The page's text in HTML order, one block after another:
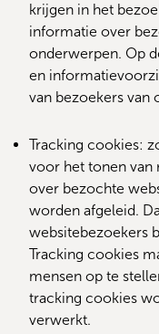
krijgen in het
informatie over
onderwerpen. Op
en
van bezoekers van
Tracking cookies:
voor het tonen van
over bezochte
worden afgeleid.
websitebezoekers
Tracking cookies
mensen op te
tracking cookies
verwerkt.